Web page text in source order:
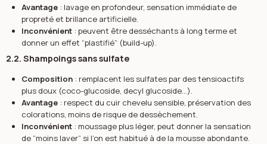
Avantage: lavage en profondeur, sensation immédiate de
propreté et brillance artificielle.
Inconvénient: peuvent être desséchants à long terme et
donner un effet “plastifié” (build-up).
2.2. Shampoings sans sulfate
Composition: remplacent les sulfates par des tensioactifs
plus doux (coco-glucoside, decyl glucoside…).
Avantage: respect du cuir chevelu sensible, préservation des
colorations, moins de risque de dessèchement.
Inconvénient: moussage plus léger, peut donner la sensation
de “moins laver” si l’on est habitué à de la mousse abondante.